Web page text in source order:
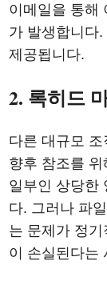
이메일을 통해
가 발생합니다.
제공됩니다.
2. 록히드
다른 대규모
향후 참조를
일부인 상당한
다. 그러나 파
는 문제가 정
이 손실된다는